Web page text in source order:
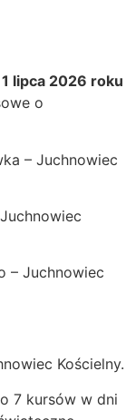
lipca 2026 roku
o
– Juchnowiec
– Juchnowiec
Kościelny.
7 kursów w dni